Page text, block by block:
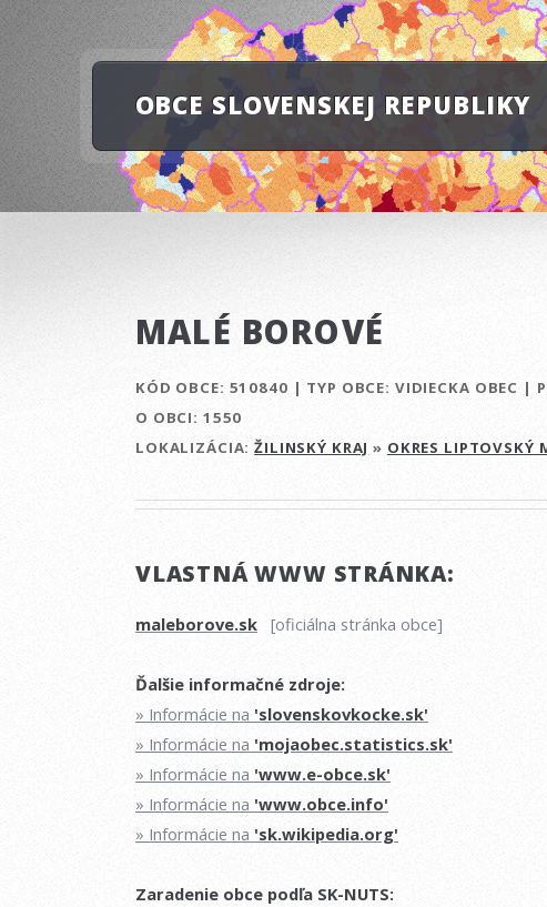
OBCE SLOVENSKEJ REPUBLIKY
MALÉ BOROVÉ
KÓD OBCE: 510840 | TYP OBCE: VIDIECKA OBEC |
O OBCI: 1550
LOKALIZÁCIA:ŽILINSKÝ KRAJ » OKRES LIPTOVSKÝ
VLASTNÁ WWW STRÁNKA:
maleborove.sk [oficiálna stránka obce]
Ďalšie informačné zdroje:
» Informácie na 'slovenskovkocke.sk'
» Informácie na 'mojaobec.statistics.sk'
» Informácie na 'www.e-obce.sk'
» Informácie na 'www.obce.info'
» Informácie na 'sk.wikipedia.org'
Zaradenie obce podľa SK-NUTS: